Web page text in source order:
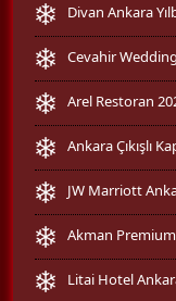
Divan Ankara
Cevahir Wedding
Arel Restoran
Ankara Çıkışlı
JW Marriott
Akman Premium
Litai Hotel